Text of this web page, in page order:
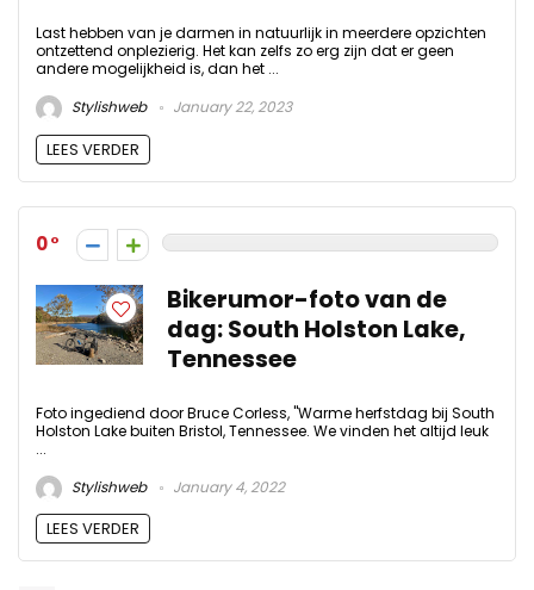
Last hebben van je darmen in natuurlijk in meerdere opzichten
ontzettend onplezierig. Het kan zelfs zo erg zijn dat er geen
andere mogelijkheid is, dan het ...
Stylishweb
January 22, 2023
LEES VERDER
0
Bikerumor-foto van de
dag: South Holston Lake,
Tennessee
Foto ingediend door Bruce Corless, "Warme herfstdag bij South
Holston Lake buiten Bristol, Tennessee. We vinden het altijd leuk
...
Stylishweb
January 4, 2022
LEES VERDER